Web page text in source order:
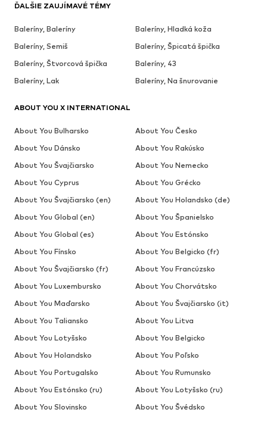
ĎALŠIE ZAUJÍMAVÉ TÉMY
Baleríny, Baleríny
Baleríny, Hladká koža
Baleríny, Semiš
Baleríny, Špicatá špička
Baleríny, Štvorcová špička
Baleríny, 43
Baleríny, Lak
Baleríny, Na šnurovanie
ABOUT YOU X INTERNATIONAL
About You Bulharsko
About You Česko
About You Dánsko
About You Rakúsko
About You Švajčiarsko
About You Nemecko
About You Cyprus
About You Grécko
About You Švajčiarsko (en)
About You Holandsko (de)
About You Global (en)
About You Španielsko
About You Global (es)
About You Estónsko
About You Fínsko
About You Belgicko (fr)
About You Švajčiarsko (fr)
About You Francúzsko
About You Luxembursko
About You Chorvátsko
About You Maďarsko
About You Švajčiarsko (it)
About You Taliansko
About You Litva
About You Lotyšsko
About You Belgicko
About You Holandsko
About You Poľsko
About You Portugalsko
About You Rumunsko
About You Estónsko (ru)
About You Lotyšsko (ru)
About You Slovinsko
About You Švédsko